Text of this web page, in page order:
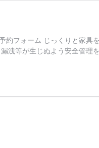
約フォーム じっくりと家具
洩等が生じぬよう安全管理